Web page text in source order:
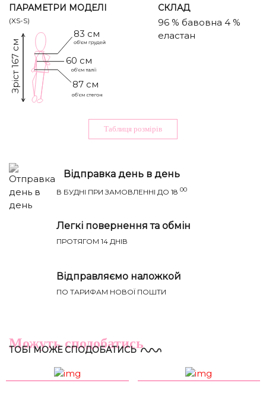
ПАРАМЕТРИ МОДЕЛІ
(XS-S)
83 см
Зріст 167 см 60 см
87 см
CКЛАД
96 % бавовна 4 %
еластан
Таблиця розмiрiв
Відправка день в день
В БУДНІ ПРИ ЗАМОВЛЕННІ ДО 18 00
Легкі повернення та обмін
ПРОТЯГОМ 14 ДНІВ
Відправляємо наложкой
ПО ТАРИФАМ НОВОЇ ПОШТИ
Можуть сподобатись
ТОБІ МОЖЕ СПОДОБАТИСЬ
НАПИСАТИ IВАНЦI
Річ ідеально сяде на параметри: